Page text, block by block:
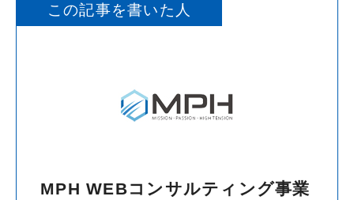
この記事を書いた人
MPH WEBコンサルティング事業